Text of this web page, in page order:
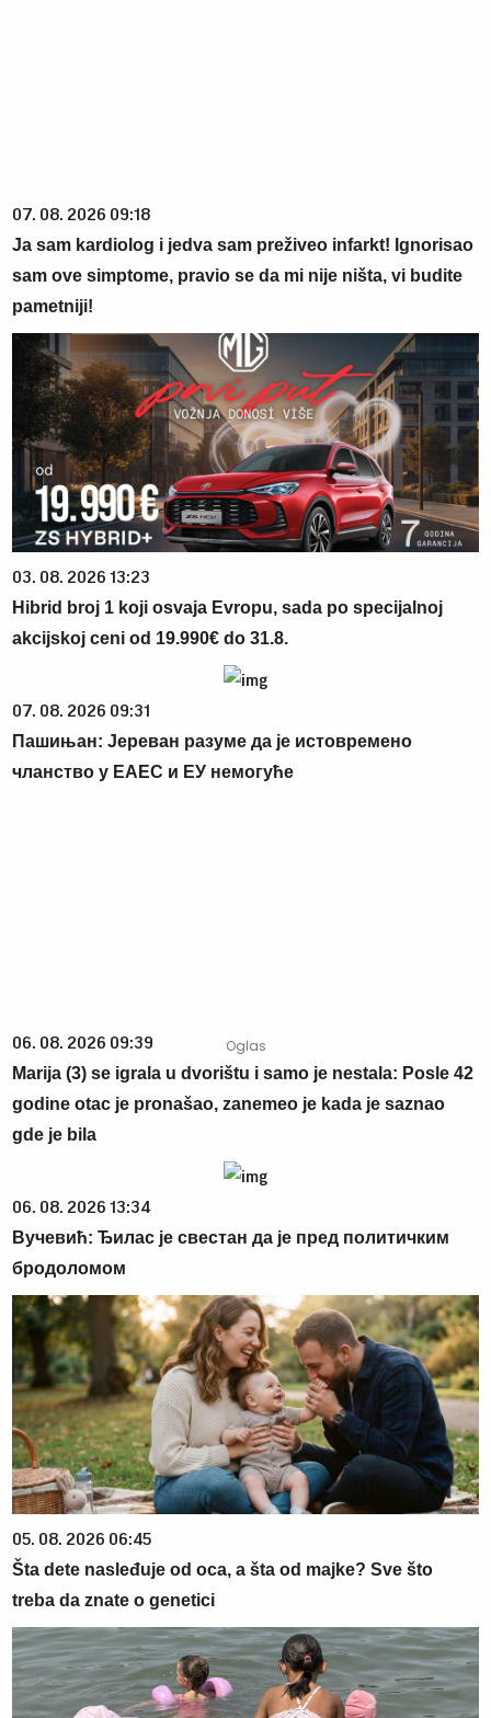
07. 08. 2026 09:18
Ja sam kardiolog i jedva sam preživeo infarkt! Ignorisao
sam ove simptome, pravio se da mi nije ništa, vi budite
pametniji!
03. 08. 2026 13:23
Hibrid broj 1 koji osvaja Evropu, sada po specijalnoj
akcijskoj ceni od 19.990€ do 31.8.
07. 08. 2026 09:31
Пашињан: Јереван разуме да је истовремено
чланство у ЕАЕС и ЕУ немогуће
06. 08. 2026 09:39
Marija (3) se igrala u dvorištu i samo je nestala: Posle 42
godine otac je pronašao, zanemeo je kada je saznao
gde je bila
06. 08. 2026 13:34
Вучевић: Ђилас је свестан да је пред политичким
бродоломом
05. 08. 2026 06:45
Šta dete nasleđuje od oca, a šta od majke? Sve što
treba da znate o genetici